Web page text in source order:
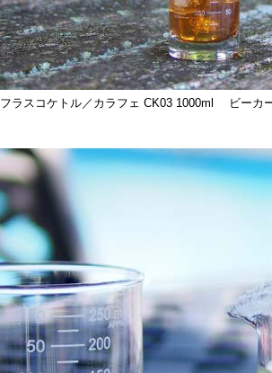
フラスコケトル／カラフェ CK03 1000ml ビーカ